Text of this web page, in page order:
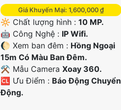
Giá Khuyến Mại: 1,600,000 ₫
🔆 Chất lượng hình :10 MP.
🤖️ Công Nghệ : IP Wifi.
🌔 Xem ban đêm : Hồng Ngoại
15m Có Màu Ban Ðêm.
⚒ Mẫu CameraXoay 360.
️🆑 Ưu Điểm : Báo Động Chuyển
Động.